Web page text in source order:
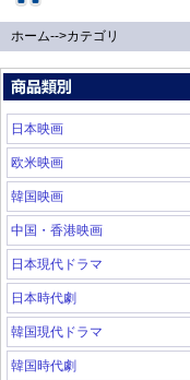
ホーム-->カテゴリ
日本映画
欧米映画
韓国映画
中国・香港映画
日本現代ドラマ
日本時代劇
韓国現代ドラマ
韓国時代劇